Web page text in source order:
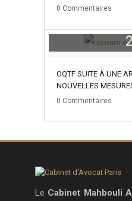
0 Commentaires
OQTF SUITE À UNE
NOUVELLES
0 Commentaires
Le Cabinet Mahbouli